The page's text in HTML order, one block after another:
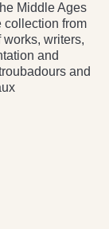
Middle Ages
collection from
writers,
and
and